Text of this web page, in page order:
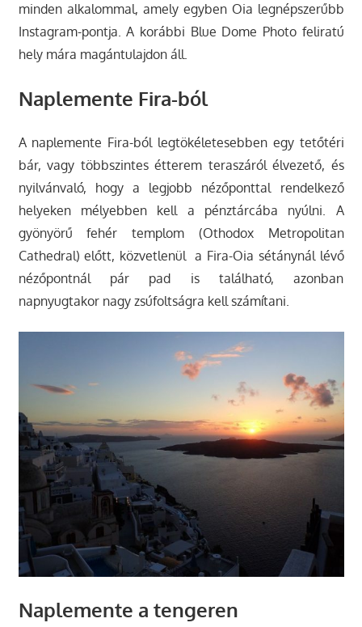
minden alkalommal, amely egyben Oia legnépszerűbb
Instagram-pontja. A korábbi Blue Dome Photo feliratú
hely mára magántulajdon áll.
Naplemente Fira-ból
A naplemente Fira-ból legtökéletesebben egy tetőtéri
bár, vagy többszintes étterem teraszáról élvezető, és
nyilvánvaló, hogy a legjobb nézőponttal rendelkező
helyeken mélyebben kell a pénztárcába nyúlni. A
gyönyörű fehér templom (Othodox Metropolitan
Cathedral) előtt, közvetlenül a Fira-Oia sétánynál lévő
nézőpontnál pár pad is található, azonban
napnyugtakor nagy zsúfoltságra kell számítani.
Naplemente a tengeren